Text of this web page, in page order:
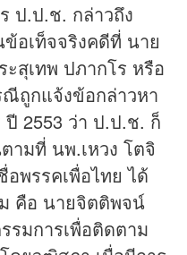
ป.ป.ช. กล่าวถึง
อเท็จจริงคดีที่ นาย
สุเทพ ปภากโร หรือ
ถูกแจ้งข้อกล่าวหา
2553 ว่า ป.ป.ช. ก็
ามที่ นพ.เหวง โตจิ
พรรคเพื่อไทย ได้
คือ นายจิตติพจน์
รมการเพื่อติดตาม